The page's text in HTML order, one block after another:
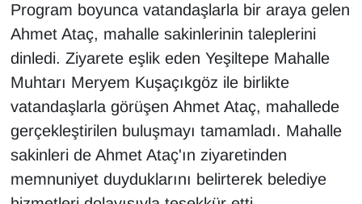
Program boyunca vatandaşlarla bir araya gelen
Ahmet Ataç, mahalle sakinlerinin taleplerini
dinledi. Ziyarete eşlik eden Yeşiltepe Mahalle
Muhtarı Meryem Kuşaçıkgöz ile birlikte
vatandaşlarla görüşen Ahmet Ataç, mahallede
gerçekleştirilen buluşmayı tamamladı. Mahalle
sakinleri de Ahmet Ataç'ın ziyaretinden
memnuniyet duyduklarını belirterek belediye